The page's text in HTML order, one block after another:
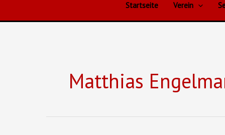
Startseite Verein
Matthias